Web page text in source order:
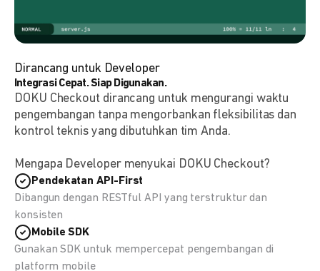
Dirancang untuk Developer
Integrasi Cepat. Siap Digunakan.
DOKU Checkout dirancang untuk mengurangi waktu
pengembangan tanpa mengorbankan fleksibilitas dan
kontrol teknis yang dibutuhkan tim Anda.
Mengapa Developer menyukai DOKU Checkout?
Pendekatan API-First
Dibangun dengan RESTful API yang terstruktur dan
konsisten
Mobile SDK
Gunakan SDK untuk mempercepat pengembangan di
platform mobile